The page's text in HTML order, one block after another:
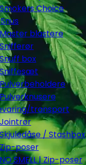
Smokers Choice
Master blastere
Snifferør
Snuff box
Sniffesæt
Pulverbeholdere
Pulverknusere
transport
Jointrør
Skjuledåse / Stashbox
Zip-poser
NO SMELL | Zip-poser